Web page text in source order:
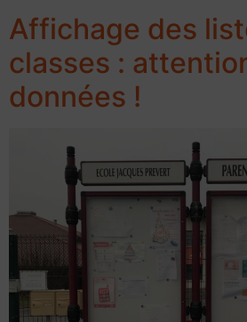
Affichage des
classes :
données !